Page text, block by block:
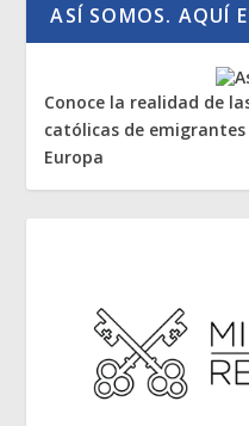
ASÍ SOMOS. AQUÍ
Conoce la realidad de
católicas de
Europa